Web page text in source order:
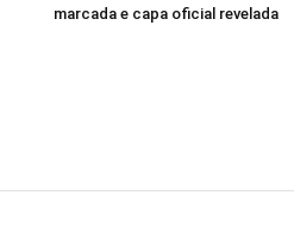
marcada e capa oficial revelada